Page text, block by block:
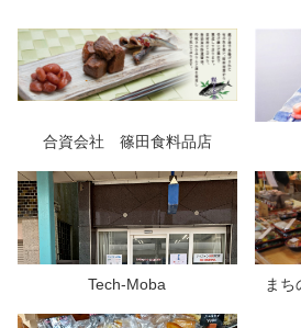
合資会社 篠田食料品店
Tech-Moba ま